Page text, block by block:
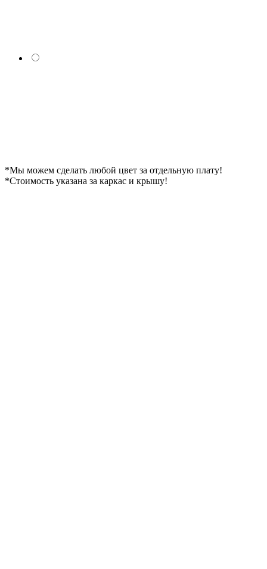
*Мы можем сделать любой цвет за отдельную плату!
*Cтоимость указана за каркас и крышу!